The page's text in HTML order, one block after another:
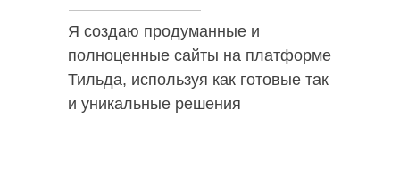
Я создаю продуманные и
полноценные сайты на платформе
Тильда, используя как готовые так
и уникальные решения